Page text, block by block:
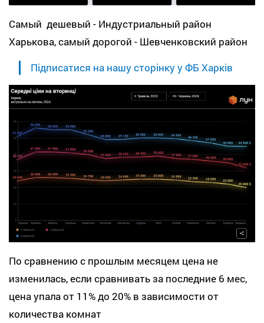
Самый дешевый - Индустриальный район
Харькова, самый дорогой - Шевченковский район
Підписатися на нашу сторінку у ФБ Харків
По сравнению с прошлым месяцем цена не
изменилась, если сравнивать за последние 6 мес,
цена упала от 11% до 20% в зависимости от
количества комнат